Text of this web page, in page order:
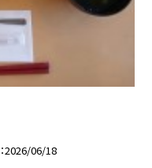
2026/06/18